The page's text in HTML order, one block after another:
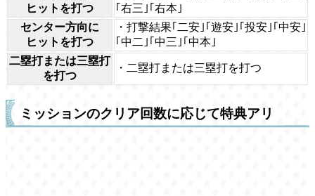
ヒットを打つ
｢右三｣｢右本｣
センター方向に
ヒットを打つ
・打撃結果｢二安｣｢遊安｣｢投安｣｢中安｣
｢中二｣｢中三｣｢中本｣
二塁打または三塁打
を打つ
・二塁打または三塁打を打つ
ミッションのクリア回数に応じて特典アリ